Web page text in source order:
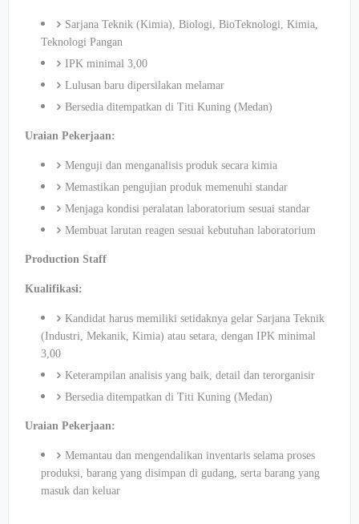
Sarjana Teknik (Kimia), Biologi, BioTeknologi, Kimia,
Teknologi Pangan
IPK minimal 3,00
Lulusan baru dipersilakan melamar
Bersedia ditempatkan di Titi Kuning (Medan)
Uraian Pekerjaan:
Menguji dan menganalisis produk secara kimia
Memastikan pengujian produk memenuhi standar
Menjaga kondisi peralatan laboratorium sesuai standar
Membuat larutan reagen sesuai kebutuhan laboratorium
Production Staff
Kualifikasi:
Kandidat harus memiliki setidaknya gelar Sarjana Teknik
(Industri, Mekanik, Kimia) atau setara, dengan IPK minimal
3,00
Keterampilan analisis yang baik, detail dan terorganisir
Bersedia ditempatkan di Titi Kuning (Medan)
Uraian Pekerjaan:
Memantau dan mengendalikan inventaris selama proses
produksi, barang yang disimpan di gudang, serta barang yang
masuk dan keluar